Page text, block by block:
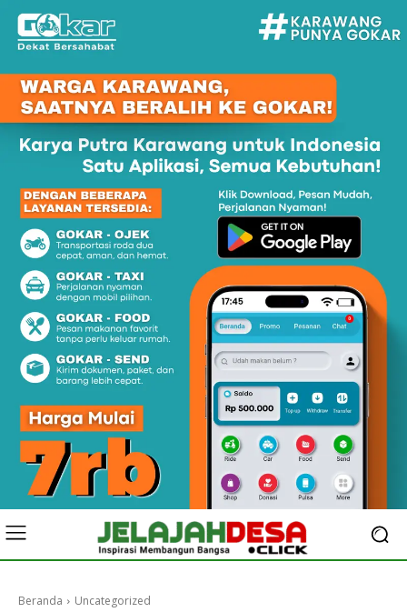
Beranda Uncategorized